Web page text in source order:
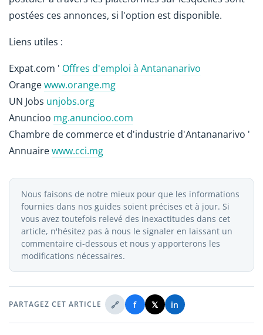
postées ces annonces, si l'option est disponible.
Liens utiles :
Expat.com ' Offres d'emploi à Antananarivo
Orangewww.orange.mg
UN Jobs unjobs.org
Anuncioo mg.anuncioo.com
Chambre de commerce et d'industrie d'Antananarivo '
Annuairewww.cci.mg
Nous faisons de notre mieux pour que les informations
fournies dans nos guides soient précises et à jour. Si
vous avez toutefois relevé des inexactitudes dans cet
article, n'hésitez pas à nous le signaler en laissant un
commentaire ci-dessous et nous y apporterons les
modifications nécessaires.
PARTAGEZ CET ARTICLE 🔗 f 𝕏 in